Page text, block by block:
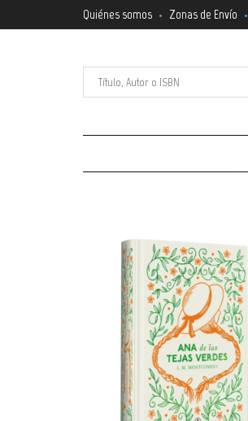
Quiénes somos Zonas de Envío